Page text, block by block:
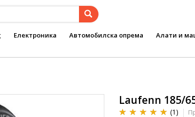
Електроника Автомобилска опрема Алати и
Laufenn 185/
(1)